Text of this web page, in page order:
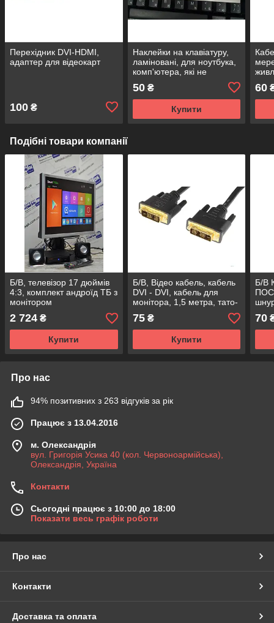
Перехідник DVI-HDMI,
адаптер для відеокарт
100 ₴
Наклейки на клавіатуру,
ламіновані, для ноутбука,
комп'ютера, які не
50₴
Купити
60
Подібні товари компанії
Б/В, телевізор 17 дюймів
4:3, комплект андроїд ТБ з
монітором
2 724 ₴
Купити
Б/В, Відео кабель, кабель
DVI - DVI, кабель для
монітора, 1,5 метра, тато-
тато
75₴
Купити
Б/В
70
Про нас
94% позитивних з 263 відгуків за рік
Працює з 13.04.2016
м. Олександрія
вул. Григорія Усика 40 (кол. Червоноармійська),
Олександрія, Україна
Контакти
Сьогодні працює з 10:00 до 18:00
Показати весь графік роботи
Про нас
Контакти
Доставка та оплата